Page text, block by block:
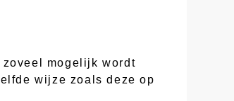
mogelijk wordt
wijze zoals deze op